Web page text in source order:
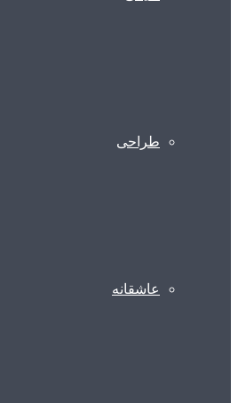
طراحی
عاشقانه